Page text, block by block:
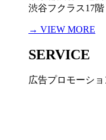
渋谷フクラス17階
→ VIEW MORE
SERVICE
広告プロモーシ